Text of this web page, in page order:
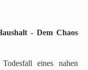
- Dem Chaos
eines nahen